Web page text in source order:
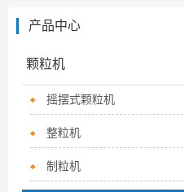
产品中心
颗粒机
摇摆式颗粒机
整粒机
制粒机